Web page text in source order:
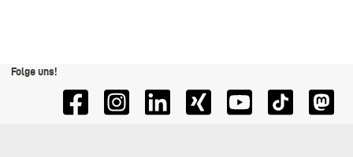
Folge uns!